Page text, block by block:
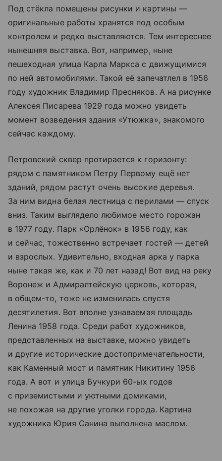
Под стёкла помещены рисунки и картины —
оригинальные работы хранятся под особым
контролем и редко выставляются. Тем интереснее
нынешняя выставка. Вот, например, ныне
пешеходная улица Карла Маркса с движущимися
по ней автомобилями. Такой её запечатлел в 1956
году художник Владимир Пресняков. А на рисунке
Алексея Писарева 1929 года можно увидеть
момент возведения здания «Утюжка», знакомого
сейчас каждому.
Петровский сквер протирается к горизонту:
рядом с памятником Петру Первому ещё нет
зданий, рядом растут очень высокие деревья.
За ним видна белая лестница с перилами — спуск
вниз. Таким выглядело любимое место горожан
в 1977 году. Парк «Орлёнок» в 1956 году, как
и сейчас, тожественно встречает гостей — детей
и взрослых. Удивительно, входная арка у парка
ныне такая же, как и 70 лет назад! Вот вид на реку
Воронеж и Адмиралтейскую церковь, которая,
в общем-то, тоже не изменилась спустя
десятилетия. Вот вполне узнаваемая площадь
Ленина 1958 года. Среди работ художников,
представленных на выставке, можно увидеть
и другие исторические достопримечательности,
как Каменный мост и памятник Никитину 1956
года. А вот и улица Бучкури 60-ых годов
с приземистыми и уютными домиками,
не похожая на другие уголки города. Картина
художника Юрия Санина выполнена маслом.